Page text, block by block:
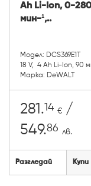
Ah Li-Ion, 0-
мин-¹,..
Модел: DCS369E1T
18 V, 4 Ah Li-Ion, 90
Марка: DeWALT
281.14 € /
549.86 лв.
Разгледай Купи